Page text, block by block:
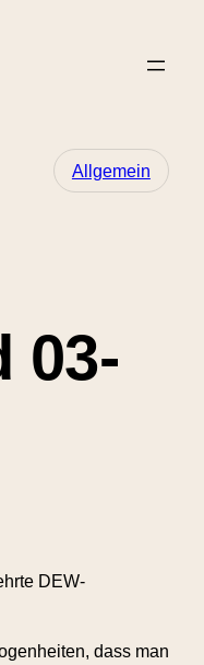
Allgemein
03-
DEW-
dass man